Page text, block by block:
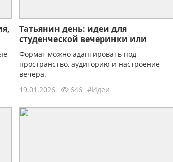
Татьянин день: идеи для
студенческой вечеринки или
театрализованного события
Формат можно адаптировать под
пространство, аудиторию и настроение
вечера.
19.01.2026
646 #Идеи